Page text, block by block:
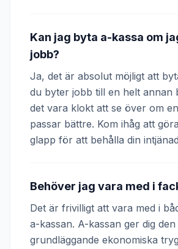
Kan jag byta a-kassa om
jobb?
Ja, det är absolut möjligt att
du byter jobb till en helt annan
det vara klokt att se över om
passar bättre. Kom ihåg att
glapp för att behålla din
Behöver jag vara med i
Det är frivilligt att vara med i
a-kassan. A-kassan ger dig den
grundläggande ekonomiska